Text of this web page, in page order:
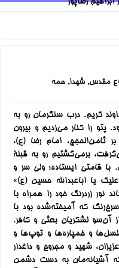
مقدس,شهدا,همه
کریم. درب سنگرمان رو به
پتو را کنار می‌زدیم و بیرون
ثامن‌الحجج، امام رضا (ع)،
برمی‌گشتیم رو به قبلۀ
با قامتی ایستاده؛ ولی سر و
یا اباعبدالله حسین (ع)»
نور زردرنگ خود را همراه با
که آمیخته‌شده بود با
از آن‌سو لشکریان بعثی و کافر.
و خمپاره‌ها و توپ‌ها و
شهید و مجروح و داغدار
آشیانه‌مان به دست دشمن